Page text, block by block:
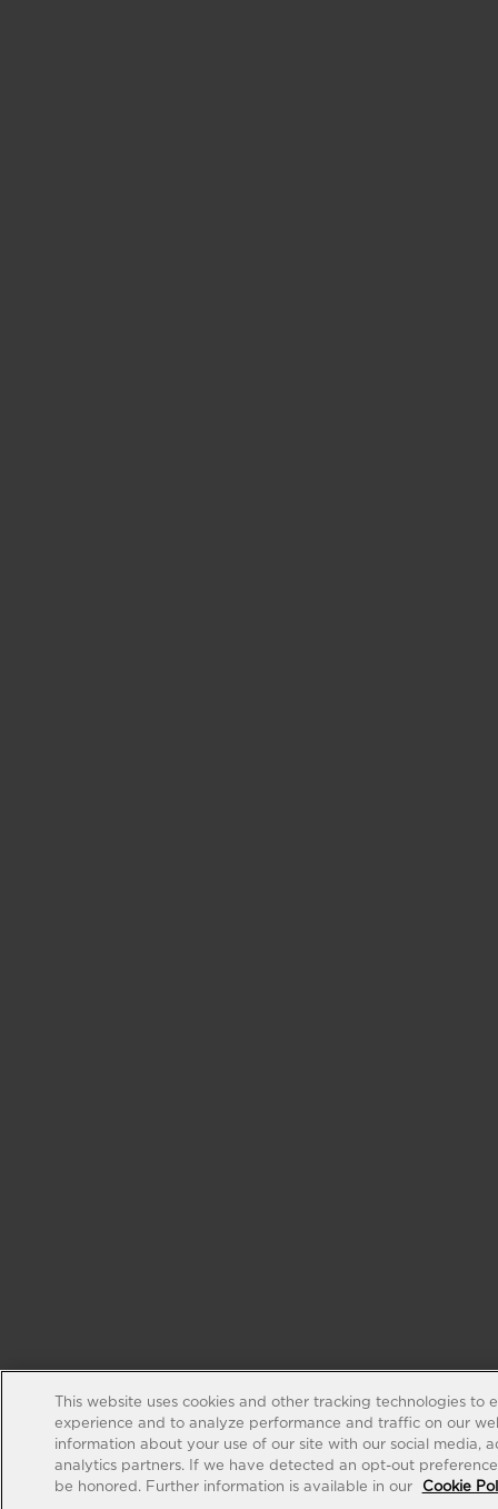
This website uses cookies and other tracking technologies to
experience and to analyze performance and traffic on our
information about your use of our site with our social media,
analytics partners. If we have detected an opt-out
be honored. Further information is available in our
Cookie